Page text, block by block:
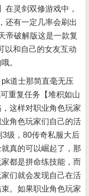
在灵剑双修游戏中，
还有一定几率会刷出
帝破解版这是一款复
以和自己的女友互动
。
道士那简直毫无压
重复任务【堆积如山
这样对职业角色玩家
角色玩家们自己的活
级，80传奇私服大后
真的可以崛起了，那
都是拼命练技能，而
们就会发现自己在活
。如果职业角色玩家